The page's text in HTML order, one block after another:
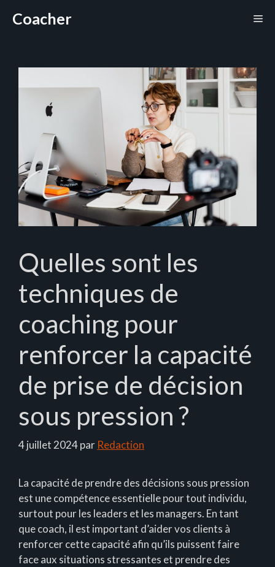
Coacher
Quelles sont les
techniques de
coaching pour
renforcer la capacité
de prise de décision
sous pression ?
4 juillet 2024par Redaction
La capacité de prendre des décisions sous pression
est une compétence essentielle pour tout individu,
surtout pour les leaders et les managers. En tant
que coach, il est important d’aider vos clients à
renforcer cette capacité afin qu’ils puissent faire
face aux situations stressantes et prendre des